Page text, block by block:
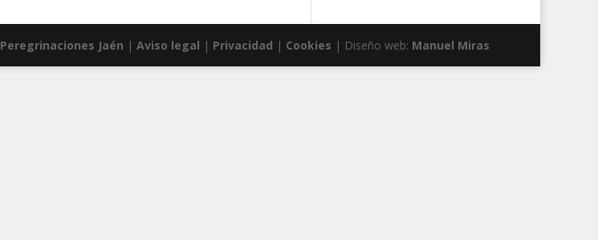
Peregrinaciones Jaén | Aviso legal | Privacidad | Cookies | Diseño web: Manuel Miras